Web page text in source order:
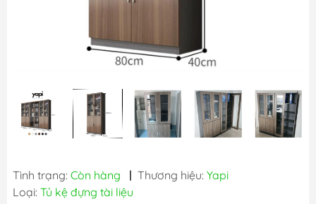
Tình trạng: Còn hàng | Thương hiệu: Yapi
Loại: Tủ kệ đựng tài liệu